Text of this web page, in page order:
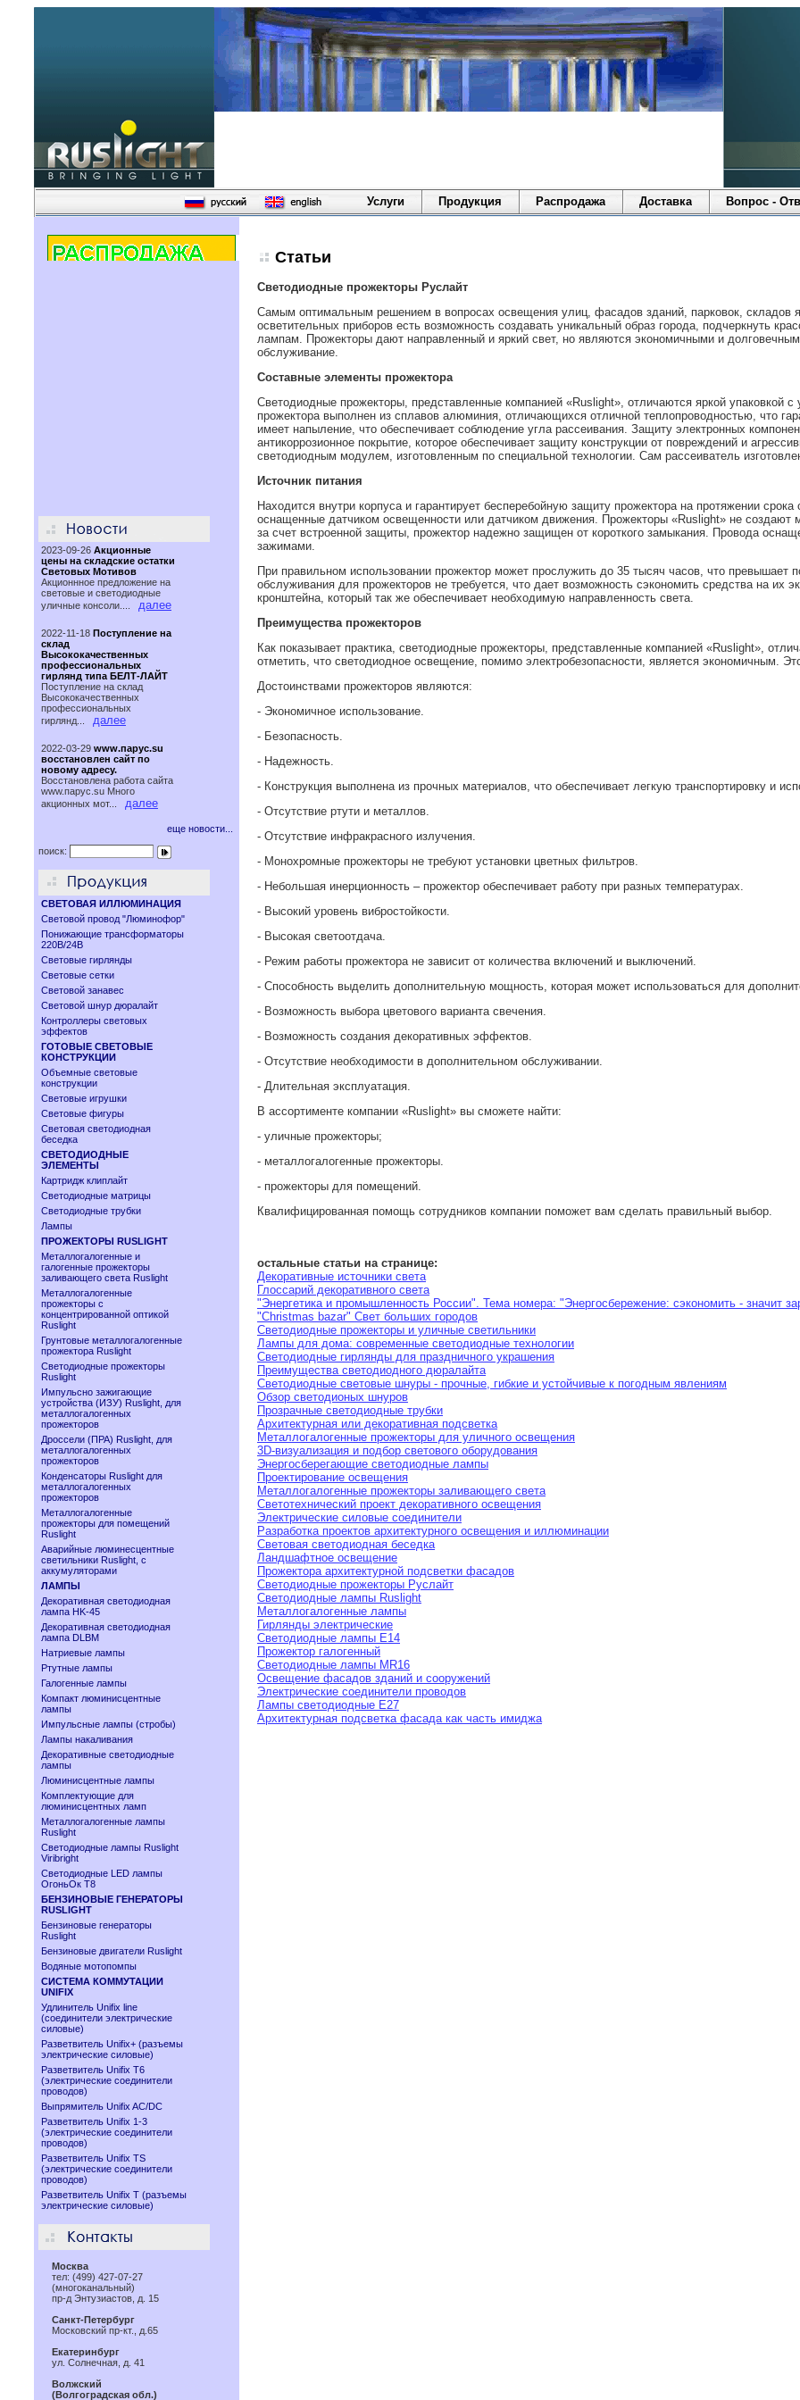
Услуги Продукция Распродажа Доставка Вопрос -
2023-09-26 Акционные
цены на складские остатки
Световых Мотивов
Акционнное предложение на
световые и светодиодные
уличные консоли....
далее
2022-11-18 Поступление на
склад
Высококачественных
профессиональных
гирлянд типа БЕЛТ-ЛАЙТ
Поступление на склад
Высококачественных
профессиональных
гирлянд...
далее
2022-03-29 www.парус.su
восстановлен сайт по
новому адресу.
Восстановлена работа сайта
www.паруc.su Много
акционных мот...
далее
еще новости...
поиск:
СВЕТОВАЯ ИЛЛЮМИНАЦИЯ
Световой провод "Люминофор"
Понижающие трансформаторы
220В/24В
Световые гирлянды
Световые сетки
Световой занавес
Световой шнур дюралайт
Контроллеры световых
эффектов
ГОТОВЫЕ СВЕТОВЫЕ
КОНСТРУКЦИИ
Объемные световые
конструкции
Световые игрушки
Световые фигуры
Световая светодиодная
беседка
СВЕТОДИОДНЫЕ
ЭЛЕМЕНТЫ
Картридж клиплайт
Светодиодные матрицы
Светодиодные трубки
Лампы
ПРОЖЕКТОРЫ RUSLIGHT
Металлогалогенные и
галогенные прожекторы
заливающего света Ruslight
Металлогалогенные
прожекторы с
концентрированной оптикой
Ruslight
Грунтовые металлогалогенные
прожектора Ruslight
Светодиодные прожекторы
Ruslight
Импульсно зажигающие
устройства (ИЗУ) Ruslight, для
металлогалогенных
прожекторов
Дроссели (ПРА) Ruslight, для
металлогалогенных
прожекторов
Конденсаторы Ruslight для
металлогалогенных
прожекторов
Металлогалогенные
прожекторы для помещений
Ruslight
Аварийные люминесцентные
светильники Ruslight, с
аккумуляторами
ЛАМПЫ
Декоративная светодиодная
лампа HK-45
Декоративная светодиодная
лампа DLBM
Натриевые лампы
Ртутные лампы
Галогенные лампы
Компакт люминисцентные
лампы
Импульсные лампы (стробы)
Лампы накаливания
Декоративные светодиодные
лампы
Люминисцентные лампы
Комплектующие для
люминисцентных ламп
Металлогалогенные лампы
Ruslight
Светодиодные лампы Ruslight
Viribright
Cветодиодные LED лампы
ОгоньОк Т8
БЕНЗИНОВЫЕ ГЕНЕРАТОРЫ
RUSLIGHT
Бензиновые генераторы
Ruslight
Бензиновые двигатели Ruslight
Водяные мотопомпы
СИСТЕМА КОММУТАЦИИ
UNIFIX
Удлинитель Unifix line
(соединители электрические
силовые)
Разветвитель Unifix+ (разъемы
электрические силовые)
Разветвитель Unifix T6
(электрические соединители
проводов)
Выпрямитель Unifix AC/DC
Разветвитель Unifix 1-3
(электрические соединители
проводов)
Разветвитель Unifix TS
(электрические соединители
проводов)
Разветвитель Unifix T (разъемы
электрические силовые)
Москва
тел: (499) 427-07-27
(многоканальный)
пр-д Энтузиастов, д. 15
Санкт-Петербург
Московский пр-кт., д.65
Екатеринбург
ул. Солнечная, д. 41
Волжский
(Волгоградская обл.)
Статьи
Светодиодные прожекторы Руслайт
Самым оптимальным решением в вопросах освещения улиц, фасадов зданий, парковок, складов
осветительных приборов есть возможность создавать уникальный образ города, подчеркнуть
лампам. Прожекторы дают направленный и яркий свет, но являются экономичными и
обслуживание.
Составные элементы прожектора
Светодиодные прожекторы, представленные компанией «Ruslight», отличаются яркой упаковкой
прожектора выполнен из сплавов алюминия, отличающихся отличной теплопроводностью, что
имеет напыление, что обеспечивает соблюдение угла рассеивания. Защиту электронных
антикоррозионное покрытие, которое обеспечивает защиту конструкции от повреждений и
светодиодным модулем, изготовленным по специальной технологии. Сам рассеиватель
Источник питания
Находится внутри корпуса и гарантирует бесперебойную защиту прожектора на протяжении
оснащенные датчиком освещенности или датчиком движения. Прожекторы «Ruslight» не создают
за счет встроенной защиты, прожектор надежно защищен от короткого замыкания. Провода
зажимами.
При правильном использовании прожектор может прослужить до 35 тысяч часов, что
обслуживания для прожекторов не требуется, что дает возможность сэкономить средства на их
кронштейна, который так же обеспечивает необходимую направленность света.
Преимущества прожекторов
Как показывает практика, светодиодные прожекторы, представленные компанией «Ruslight»,
отметить, что светодиодное освещение, помимо электробезопасности, является экономичным.
Достоинствами прожекторов являются:
- Экономичное использование.
- Безопасность.
- Надежность.
- Конструкция выполнена из прочных материалов, что обеспечивает легкую транспортировку и
- Отсутствие ртути и металлов.
- Отсутствие инфракрасного излучения.
- Монохромные прожекторы не требуют установки цветных фильтров.
- Небольшая инерционность – прожектор обеспечивает работу при разных температурах.
- Высокий уровень вибростойкости.
- Высокая светоотдача.
- Режим работы прожектора не зависит от количества включений и выключений.
- Способность выделить дополнительную мощность, которая может использоваться для
- Возможность выбора цветового варианта свечения.
- Возможность создания декоративных эффектов.
- Отсутствие необходимости в дополнительном обслуживании.
- Длительная эксплуатация.
В ассортименте компании «Ruslight» вы сможете найти:
- уличные прожекторы;
- металлогалогенные прожекторы.
- прожекторы для помещений.
Квалифицированная помощь сотрудников компании поможет вам сделать правильный выбор.
остальные статьи на странице:
Декоративные источники света
Глоссарий декоративного света
"Энергетика и промышленность России". Тема номера: "Энергосбережение: сэкономить - значит
"Christmas bazar" Свет больших городов
Светодиодные прожекторы и уличные светильники
Лампы для дома: современные светодиодные технологии
Светодиодные гирлянды для праздничного украшения
Преимущества светодиодного дюралайта
Светодиодные световые шнуры - прочные, гибкие и устойчивые к погодным явлениям
Обзор светодионых шнуров
Прозрачные светодиодные трубки
Архитектурная или декоративная подсветка
Металлогалогенные прожекторы для уличного освещения
3D-визуализация и подбор светового оборудования
Энергосберегающие светодиодные лампы
Проектирование освещения
Металлогалогенные прожекторы заливающего света
Светотехнический проект декоративного освещения
Электрические силовые соединители
Разработка проектов архитектурного освещения и иллюминации
Световая светодиодная беседка
Ландшафтное освещение
Прожектора архитектурной подсветки фасадов
Светодиодные прожекторы Руслайт
Светодиодные лампы Ruslight
Металлогалогенные лампы
Гирлянды электрические
Светодиодные лампы E14
Прожектор галогенный
Cветодиодные лампы MR16
Освещение фасадов зданий и сооружений
Электрические соединители проводов
Лампы светодиодные Е27
Архитектурная подсветка фасада как часть имиджа